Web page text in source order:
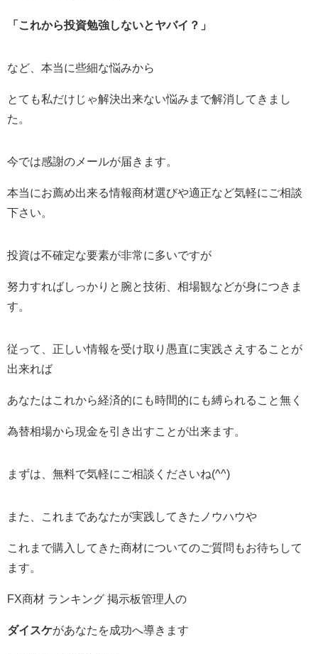
「これから投資勉強しないとヤバイ？」
など、本当に些細な悩みから
とても私だけじゃ解決出来ない悩みまで解消してきまし
た。
今では感謝のメールが届きます。
本当にお薦め出来る情報商材選びや適正など気軽にご相談
下さい。
投資は不確定な要素が非常に多いですが
努力すればしっかりと腕と技術、相場観などが身につきま
す。
従って、正しい情報を受け取り愚直に実践さえすることが
出来れば
あなたはこれから経済的にも時間的にも縛られること無く
為替相場から現金を引き出すことが出来ます。
まずは、無料で気軽にご相談くださいね(^^)
また、これまであなたが実践してきたノウハウや
これまで購入してきた商材についてのご質問もお待ちして
ます。
FX商材 ランキング 掲示板管理人の
ダイスケがあなたを成功へ導きます